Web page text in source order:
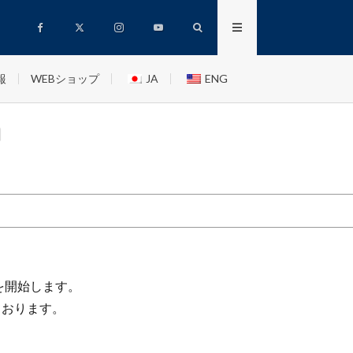
WEBショップ JA ENG
始します。
ります。